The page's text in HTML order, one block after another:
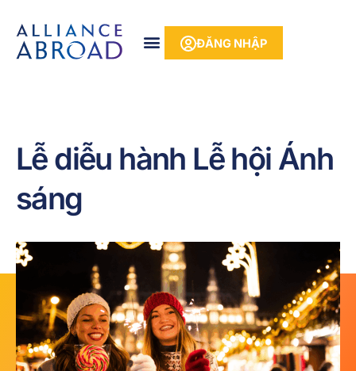
nội
dung
qua
ĐĂNG NHẬP
Lễ diễu hành Lễ hội Ánh
sáng